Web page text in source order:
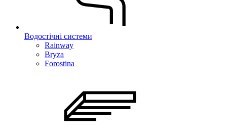
Водостічні системи
Rainway
Bryza
Forostina